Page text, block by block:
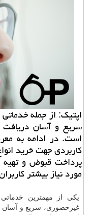
اپتیك: از جمله
سریع و آسان
است. در ادامه به
كاربردی جهت خرید
پرداخت قبوض و
مورد نیاز بیشتر
یکی از مهمترین
غیرحضوری، سریع و آسان